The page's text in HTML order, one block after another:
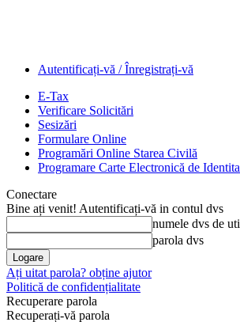
Autentificați-vă / Înregistrați-vă
E-Tax
Verificare Solicitări
Sesizări
Formulare Online
Programări Online Starea Civilă
Programare Carte Electronică de
Conectare
Bine ați venit! Autentificați-vă in contul dvs
numele dvs de
parola dvs
Ați uitat parola? obține ajutor
Politică de confidențialitate
Recuperare parola
Recuperați-vă parola